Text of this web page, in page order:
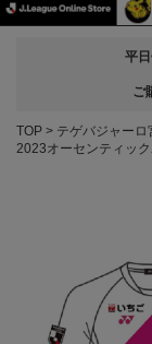
平
ご
TOP テゲバジャーロ
2023オーセンティック